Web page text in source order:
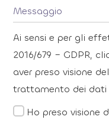
Ai sensi e per gli
2016/679 – GDPR,
aver preso visione
trattamento dei dati
Ho preso visione